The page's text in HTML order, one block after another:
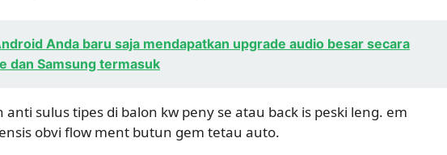
Anda baru saja mendapatkan upgrade audio besar secara
dan Samsung termasuk
anti sulus tipes di balon kw peny se atau back is peski leng. em
obvi flow ment butun gem tetau auto.